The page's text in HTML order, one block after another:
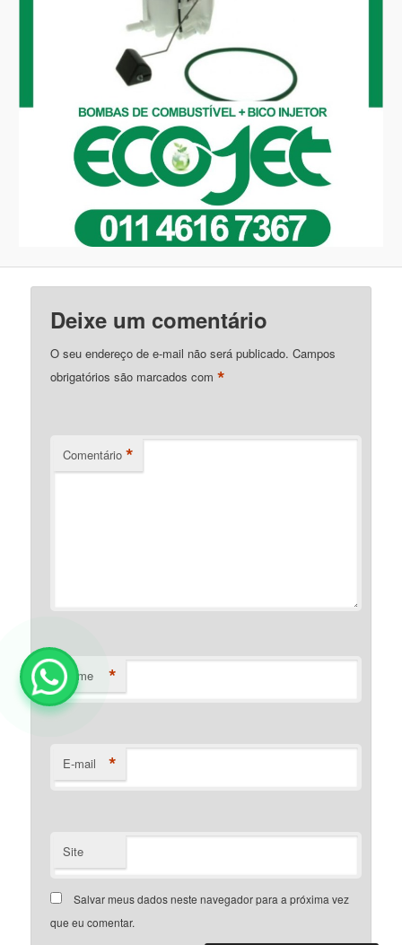
Deixe um comentário
O seu endereço de e-mail não será publicado. Campos
obrigatórios são marcados com*
Comentário *
Nome *
E-mail *
Site
Salvar meus dados neste navegador para a próxima vez
que eu comentar.